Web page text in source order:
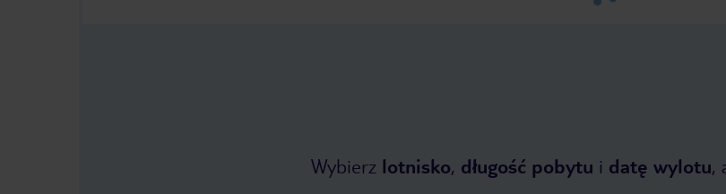
Wybierz lotnisko, długość pobytu i datę wylotu,